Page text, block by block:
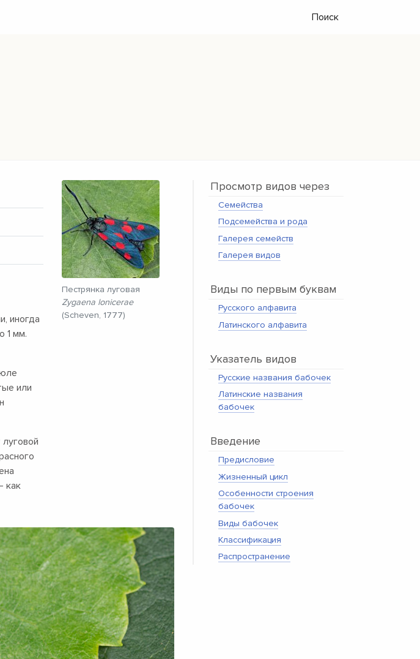
Поиск
иногда
1 мм.
или
как
Пестрянка луговая
Zygaena lonicerae
(Scheven, 1777)
Просмотр видов через
Семейства
Подсемейства и рода
Галерея семейств
Галерея видов
Виды по первым буквам
Русского алфавита
Латинского алфавита
Указатель видов
Русские названия бабочек
Латинские названия
бабочек
Введение
Предисловие
Жизненный цикл
Особенности строения
бабочек
Виды бабочек
Классификация
Распространение